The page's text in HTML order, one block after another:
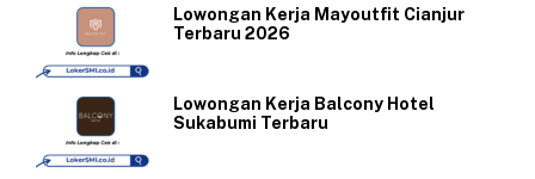
Lowongan Kerja Mayoutfit Cianjur
Terbaru 2026
Lowongan Kerja Balcony Hotel
Sukabumi Terbaru